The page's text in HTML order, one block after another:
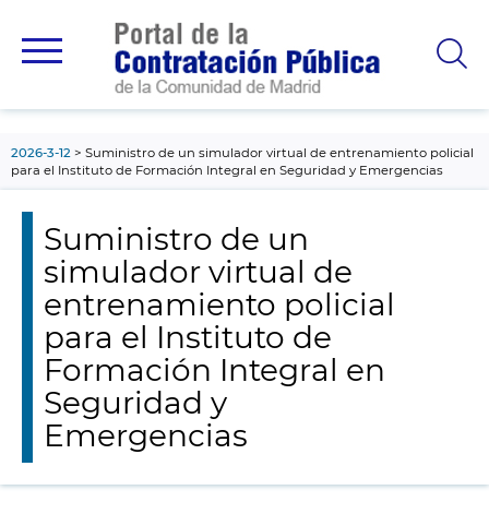
principal
2026-3-12
Suministro de un simulador virtual de entrenamiento policial
para el Instituto de Formación Integral en Seguridad y Emergencias
Suministro de un
simulador virtual de
entrenamiento policial
para el Instituto de
Formación Integral en
Seguridad y
Emergencias